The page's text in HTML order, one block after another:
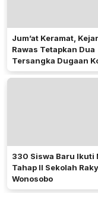
Jum’at Keramat,
Rawas Tetapkan Dua
Tersangka Dugaan
Dana PSR
330 Siswa Baru Ikuti
Tahap II Sekolah
Wonosobo